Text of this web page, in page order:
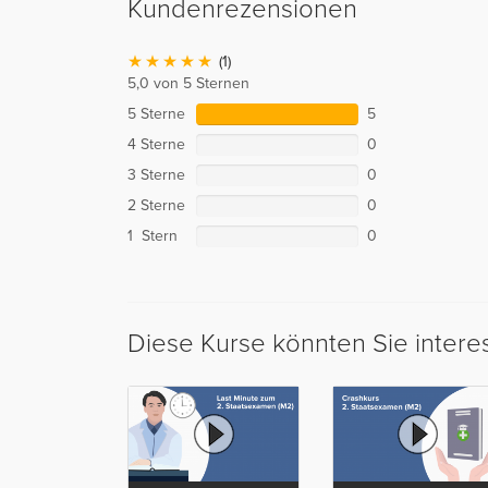
Kundenrezensionen
(1)
5,0 von 5 Sternen
5 Sterne
5
4 Sterne
0
3 Sterne
0
2 Sterne
0
1 Stern
0
Diese Kurse könnten Sie